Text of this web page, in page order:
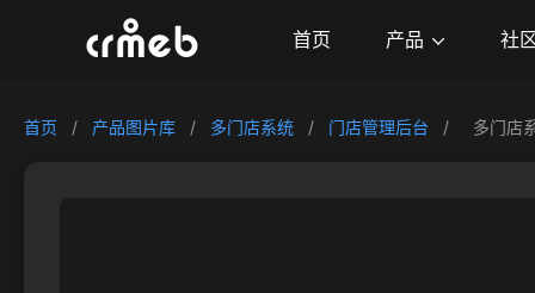
首页 产品 社
首页 / 产品图片库 / 多门店系统 / 门店管理后台 / 多门店